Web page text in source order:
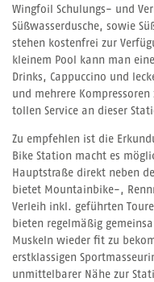
Wingfoil Schulungs- und
Süßwasserdusche, sowie
stehen kostenfrei zur
kleinem Pool kann man
Drinks, Cappuccino und
und mehrere
tollen Service an dieser
Zu empfehlen ist die
Bike Station macht es
Hauptstraße direkt neben
bietet Mountainbike-,
Verleih inkl. geführten
bieten regelmäßig
Muskeln wieder fit zu
erstklassigen
unmittelbarer Nähe zur